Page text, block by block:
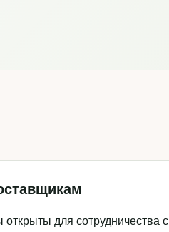
открыты для сотрудничества с